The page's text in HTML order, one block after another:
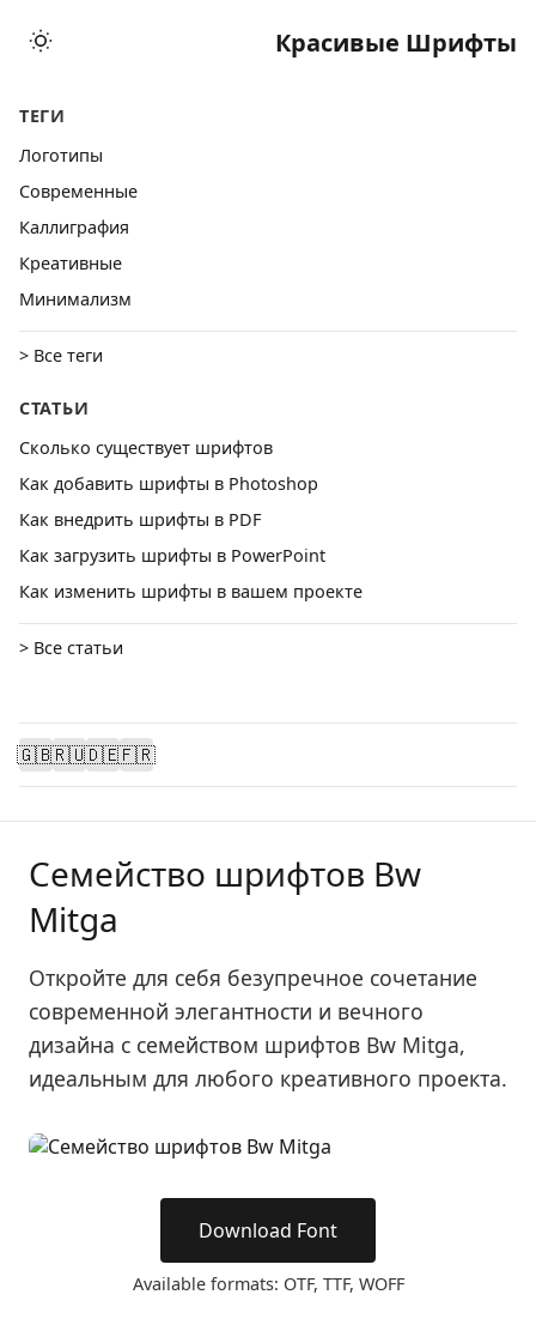
Красивые Шрифты
ТЕГИ
Логотипы
Cовременные
Каллиграфия
Креативные
Минимализм
> Все теги
СТАТЬИ
Сколько существует шрифтов
Как добавить шрифты в Photoshop
Как внедрить шрифты в PDF
Как загрузить шрифты в PowerPoint
Как изменить шрифты в вашем проекте
> Все статьи
🇬🇧🇷🇺🇩🇪🇫🇷
Семейство шрифтов Bw
Mitga
Откройте для себя безупречное сочетание
современной элегантности и вечного
дизайна с семейством шрифтов Bw Mitga,
идеальным для любого креативного проекта.
Download Font
Available formats: OTF, TTF, WOFF